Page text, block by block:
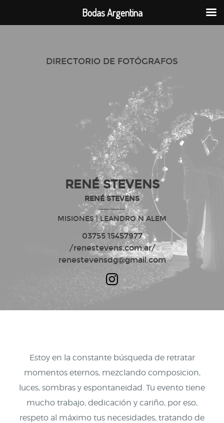
DIRECTORIO DE FOTÓGRAFOS
RENÉ STEVENS
RENÉ STEVENS
MISIONES| LEANDRO N ALEM
03755 15457977
/renestevens.com.ar/
renestevensdg@gmail.com
Estoy en la constante búsqueda de retratar
momentos eternos, mezclando composicion,
luces, sombras y espontaneidad. Tu evento tiene
mucho trabajo, dedicación y cariño, por eso,
respeto al máximo tus necesidades, tratando de
Bodas Argentina